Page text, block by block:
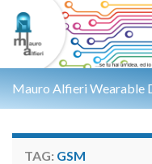
Mauro Alfieri Wearable
TAG: GSM